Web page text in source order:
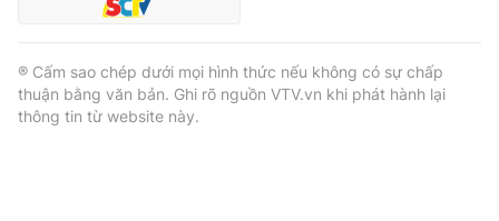
® Cấm sao chép dưới mọi hình thức nếu không có sự chấp
thuận bằng văn bản. Ghi rõ nguồn VTV.vn khi phát hành lại
thông tin từ website này.